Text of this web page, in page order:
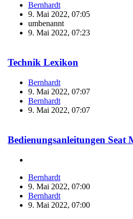
Bernhardt
9. Mai 2022, 07:05
umbenannt
9. Mai 2022, 07:23
Technik Lexikon
Bernhardt
9. Mai 2022, 07:07
Bernhardt
9. Mai 2022, 07:07
Bedienungsanleitungen Seat
Bernhardt
9. Mai 2022, 07:00
Bernhardt
9. Mai 2022, 07:00